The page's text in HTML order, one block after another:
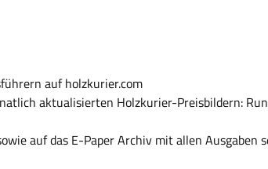
auf holzkurier.com
aktualisierten Holzkurier-Preisbildern:
auf das E-Paper Archiv mit allen Ausgaben